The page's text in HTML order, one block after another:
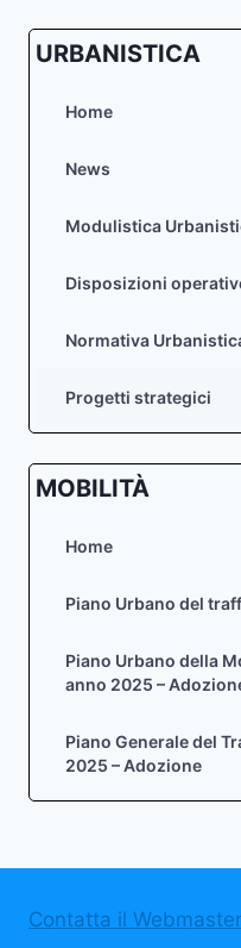
URBANISTICA
Home
News
Modulistica
Disposizioni
Normativa
Progetti strategici
MOBILITÀ
Home
Piano Urbano del
Piano Urbano della
anno 2025 –
Piano Generale del
2025 – Adozione
Contatta il Webmaster